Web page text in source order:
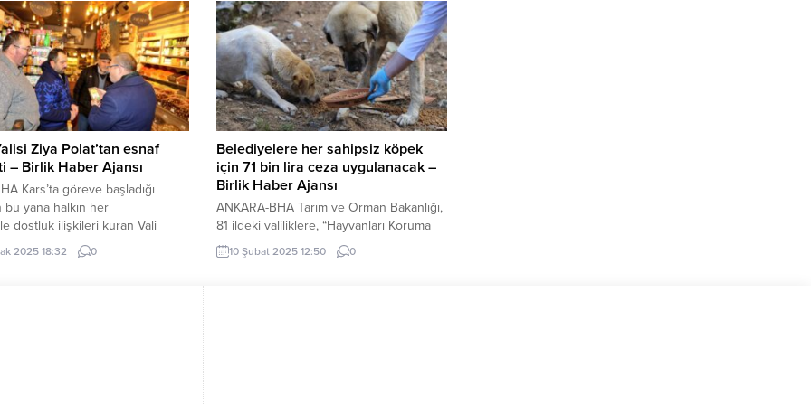
Kalkınma Bakanı Mariam
birlikte eş başkanlık edecek.
(İGFA) – Ulaştırma ve Altyapı
Uraloğlu, Türkiye-
Hükümetlerarası Karma
Komisyonu (KEK) 6....
Kasımpaşa BEŞİKTAŞ – BODRUM FK
MAÇI: Beşiktaş’ın sahasında Bodrum
FK’yı konuk ettiği mücadelenin 62’nci
dakikasında konuk ekibin atağında ceza
sahası içi sol çaprazından Seferi’nin...
Ziya Polat’tan esnaf
– Birlik Haber Ajansı
Kars’ta göreve başladığı
yana halkın her
dostluk ilişkileri kuran Vali
ettiği esnaf ile hasbihal
durumları hakkında
oturup, çaylarını içerek
dinleyen ve istişarelerde
Vali Polat’ın ziyaretinden
duyan vatandaşlar ve
“Sağolsun Sayın Valimiz bizleri
2025 18:32 0
Belediyelere her sahipsiz köpek
için 71 bin lira ceza uygulanacak –
Birlik Haber Ajansı
ANKARA-BHA Tarım ve Orman Bakanlığı,
81 ildeki valiliklere, “Hayvanları Koruma
Kurulu Çalışmaları” konulu yazı
göndererek, hayvanların korunmasına
10 Şubat 2025 12:50 0